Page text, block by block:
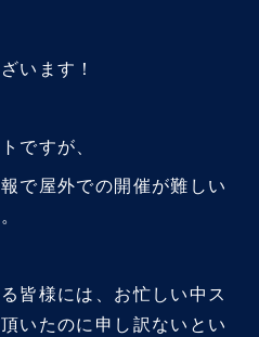
います！
ですが、
で屋外での開催が難しい
皆様には、お忙しい中ス
いたのに申し訳ないとい